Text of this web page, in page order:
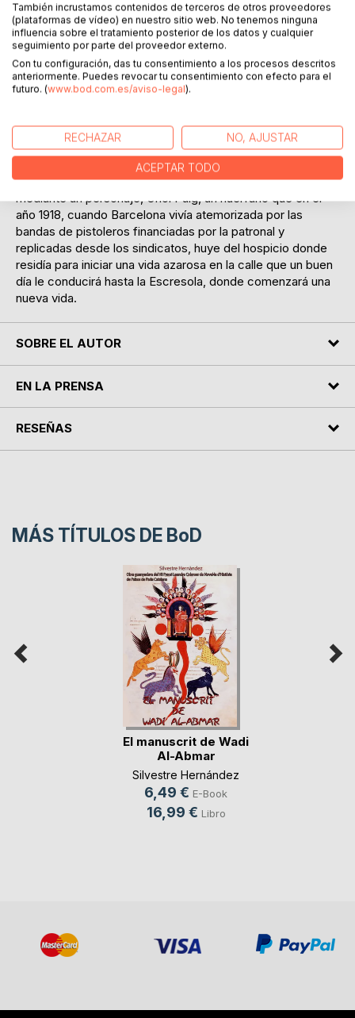
XIII Premio Ciudad de Badalona de Narrativa
XVII Premio Solsticio de verano
Situada en la actual comarca del Matarraña, en una
demarcación de la provincia de Teruel dentro de la Franja
de Poniente, se extiende la Escresola, una región poco
mantenían un sistema de vida rural centrado en las masías,
tenían sus tradiciones y hablaban una lengua propia.
Silvestre Hernández nos transporta a la época en que las
masías de la Escresola rebosaban de vida; lo hace
mediante un personaje, Oriol Puig, un huérfano que en el
año 1918, cuando Barcelona vivía atemorizada por las
bandas de pistoleros financiadas por la patronal y
replicadas desde los sindicatos, huye del hospicio donde
residía para iniciar una vida azarosa en la calle que un buen
día le conducirá hasta la Escresola, donde comenzará una
nueva vida.
SOBRE EL AUTOR
EN LA PRENSA
RESEÑAS
MÁS TÍTULOS DE BoD
El manuscrit de Wadi
Al-Abmar
Silvestre Hernández
6,49 € E-Book
16,99 € Libro
También incrustamos contenidos de terceros de otros proveedores
(plataformas de vídeo) en nuestro sitio web. No tenemos ninguna
influencia sobre el tratamiento posterior de los datos y cualquier
seguimiento por parte del proveedor externo.
Con tu configuración, das tu consentimiento a los procesos descritos
anteriormente. Puedes revocar tu consentimiento con efecto para el
futuro. (www.bod.com.es/aviso-legal).
RECHAZAR NO, AJUSTAR
ACEPTAR TODO